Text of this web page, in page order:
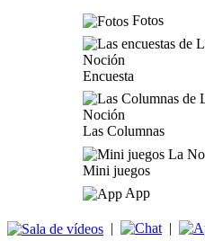
Fotos
Encuesta
Las Columnas
Mini juegos
App
| |